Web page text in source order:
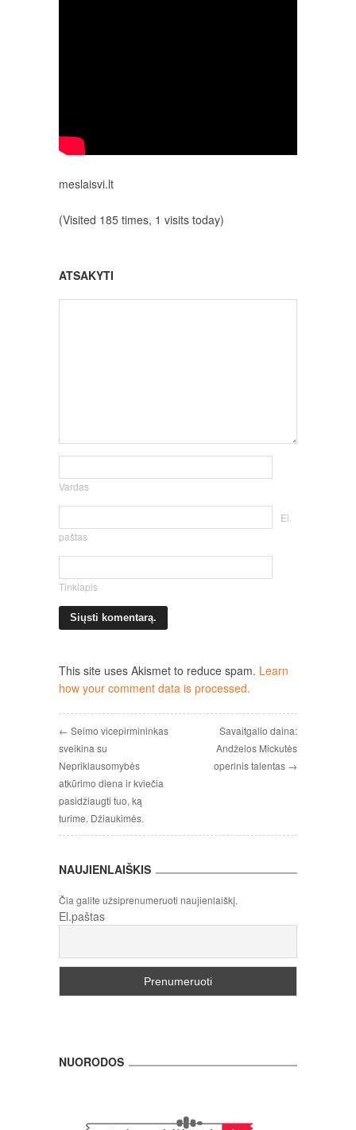
meslaisvi.lt
(Visited 185 times, 1 visits today)
ATSAKYTI
Vardas
El.
paštas
Tinklapis
This site uses Akismet to reduce spam. Learn
how your comment data is processed.
← Seimo vicepirmininkas
sveikina su
Nepriklausomybės
atkūrimo diena ir kviečia
pasidžiaugti tuo, ką
turime. Džiaukimės.
Savaitgalio daina:
Andželos Mickutės
operinis talentas →
NAUJIENLAIŠKIS
Čia galite užsiprenumeruoti naujienlaiškį.
El.paštas
NUORODOS